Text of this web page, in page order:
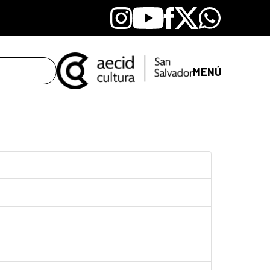
Instagram
YoutubeFacebook
X Whatsapp
MENÚ